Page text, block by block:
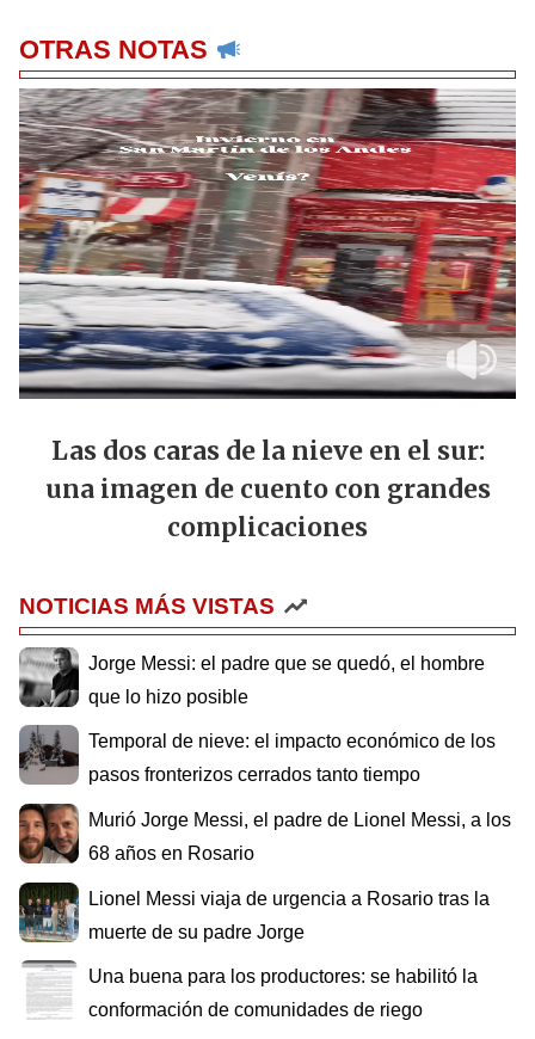
OTRAS NOTAS
Las dos caras de la nieve en el sur:
una imagen de cuento con grandes
complicaciones
NOTICIAS MÁS VISTAS
Jorge Messi: el padre que se quedó, el hombre
que lo hizo posible
Temporal de nieve: el impacto económico de los
pasos fronterizos cerrados tanto tiempo
Murió Jorge Messi, el padre de Lionel Messi, a los
68 años en Rosario
Lionel Messi viaja de urgencia a Rosario tras la
muerte de su padre Jorge
Una buena para los productores: se habilitó la
conformación de comunidades de riego